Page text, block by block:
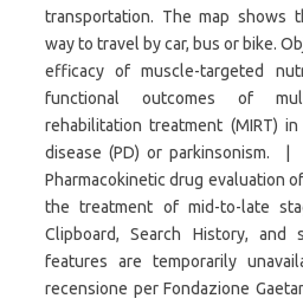
transportation. The map shows
way to travel by car, bus or bike.
efficacy of muscle-targeted
functional outcomes of
rehabilitation treatment (MIRT)
disease (PD) or parkinsonism. |
Pharmacokinetic drug evaluation
the treatment of mid-to-late
Clipboard, Search History, and
features are temporarily
recensione per Fondazione